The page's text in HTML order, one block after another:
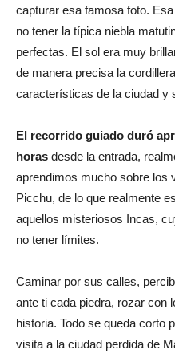
capturar esa famosa foto.
no tener la típica niebla
perfectas. El sol era muy
de manera precisa la
características de la ciudad y
El recorrido guiado duró
horas desde la entrada,
aprendimos mucho sobre los
Picchu, de lo que realmente
aquellos misteriosos Incas,
no tener límites.
Caminar por sus calles,
ante ti cada piedra, rozar con
historia. Todo se queda corto
visita a la ciudad perdida de